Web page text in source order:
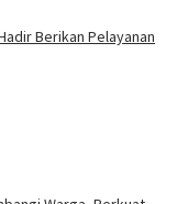
Berikan Pelayanan